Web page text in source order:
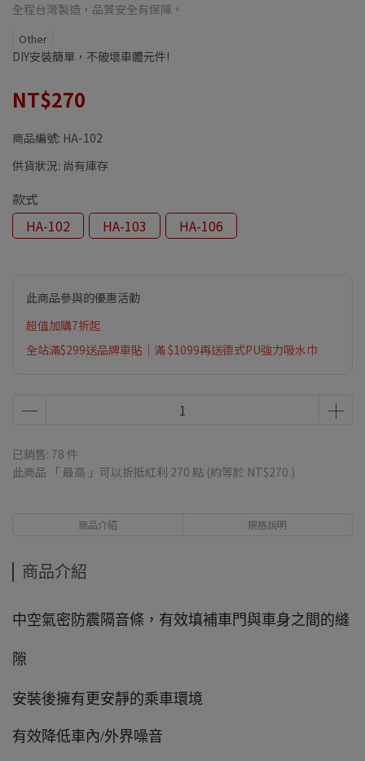
全程台灣製造，品質安全有保障。
Other
DIY安裝簡單，不破壞車體元件!
NT$270
商品編號: HA-102
供貨狀況: 尚有庫存
款式
HA-102
HA-103 HA-106
此商品參與的優惠活動
超值加購7折起
全站滿$299送品牌車貼｜滿 $1099再送德式PU強力吸水巾
已銷售: 78 件
此商品 「 最高 」可以折抵紅利 270 點 (約等於 NT$270 )
商品介紹 規格說明
商品介紹
中空氣密防震隔音條，有效填補車門與車身之間的縫
隙
安裝後擁有更安靜的乘車環境
有效降低車內/外界噪音